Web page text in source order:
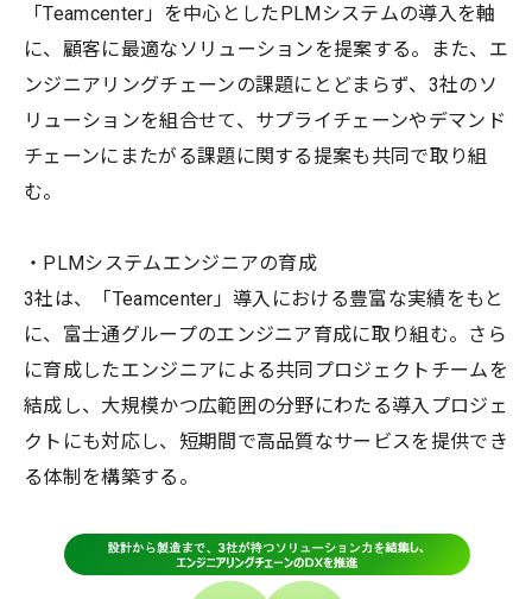
「Teamcenter」を中心としたPLMシステムの導入を軸
に、顧客に最適なソリューションを提案する。また、エ
ンジニアリングチェーンの課題にとどまらず、3社のソ
リューションを組合せて、サプライチェーンやデマンド
チェーンにまたがる課題に関する提案も共同で取り組
む。
・PLMシステムエンジニアの育成
3社は、「Teamcenter」導入における豊富な実績をもと
に、富士通グループのエンジニア育成に取り組む。さら
に育成したエンジニアによる共同プロジェクトチームを
結成し、大規模かつ広範囲の分野にわたる導入プロジェ
クトにも対応し、短期間で高品質なサービスを提供でき
る体制を構築する。